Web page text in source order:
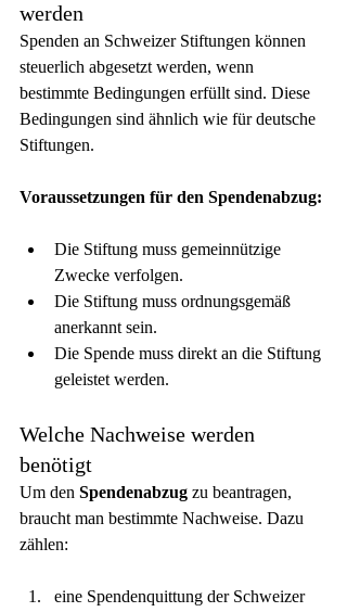
werden
Spenden an Schweizer Stiftungen können
steuerlich abgesetzt werden, wenn
bestimmte Bedingungen erfüllt sind. Diese
Bedingungen sind ähnlich wie für deutsche
Stiftungen.
Voraussetzungen für den Spendenabzug:
Die Stiftung muss gemeinnützige
Zwecke verfolgen.
Die Stiftung muss ordnungsgemäß
anerkannt sein.
Die Spende muss direkt an die Stiftung
geleistet werden.
Welche Nachweise werden
benötigt
Um den Spendenabzug zu beantragen,
braucht man bestimmte Nachweise. Dazu
zählen:
eine Spendenquittung der Schweizer